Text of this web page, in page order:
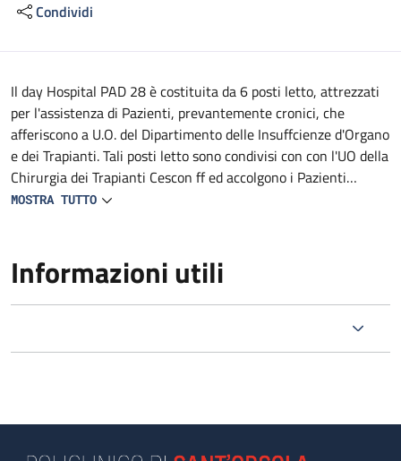
Condividi
Descrizione
Il day Hospital PAD 28 è costituita da 6 posti letto, attrezzati
per l'assistenza di Pazienti, prevantemente cronici, che
afferiscono a U.O. del Dipartimento delle Insuffcienze d'Organo
e dei Trapianti. Tali posti letto sono condivisi con con l'UO della
Chirurgia dei Trapianti Cescon ff ed accolgono i Pazienti
chirurgici, post chirurgici o medici che necessitano di
potenziale indicazione a trapianto di fegato. L'accoglimento è
di competenza dell'infermiere del Day Hospital.Vengono fornite
informazioni sulla organizzazione generale del Servizio
programmate). L'esame clinico iniziale viene effettuato dal
Hospital coordina il percorso diagnostico-terapeutico del
MOSTRA TUTTO
Informazioni utili